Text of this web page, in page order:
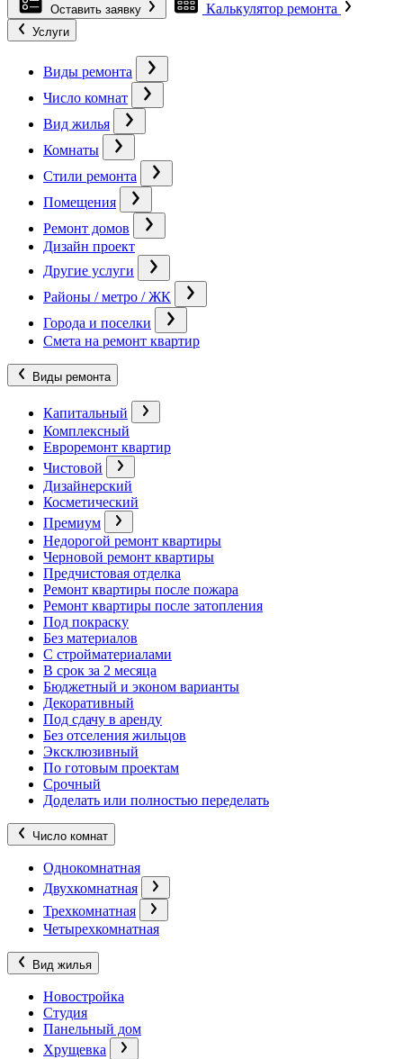
Оставить заявку Калькулятор ремонта
Услуги
Виды ремонта
Число комнат
Вид жилья
Комнаты
Стили ремонта
Помещения
Ремонт домов
Дизайн проект
Другие услуги
Районы / метро / ЖК
Города и поселки
Смета на ремонт квартир
Виды ремонта
Капитальный
Комплексный
Евроремонт квартир
Чистовой
Дизайнерский
Косметический
Премиум
Недорогой ремонт квартиры
Черновой ремонт квартиры
Предчистовая отделка
Ремонт квартиры после пожара
Ремонт квартиры после затопления
Под покраску
Без материалов
С стройматериалами
В срок за 2 месяца
Бюджетный и эконом варианты
Декоративный
Под сдачу в аренду
Без отселения жильцов
Эксклюзивный
По готовым проектам
Срочный
Доделать или полностью переделать
Число комнат
Однокомнатная
Двухкомнатная
Трехкомнатная
Четырехкомнатная
Вид жилья
Новостройка
Студия
Панельный дом
Хрущевка